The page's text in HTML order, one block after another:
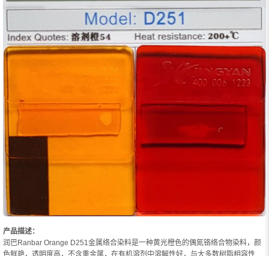
产品描述：
润巴Ranbar Orange D251金属络合染料是一种黄光橙色的偶氮铬络合物染料，颜
色鲜艳，透明度高，不含重金属，在有机溶剂中溶解性好，与大多数树脂相容性